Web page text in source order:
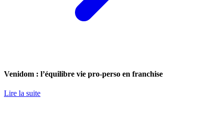
Venidom : l’équilibre vie pro-perso en franchise
Lire la suite